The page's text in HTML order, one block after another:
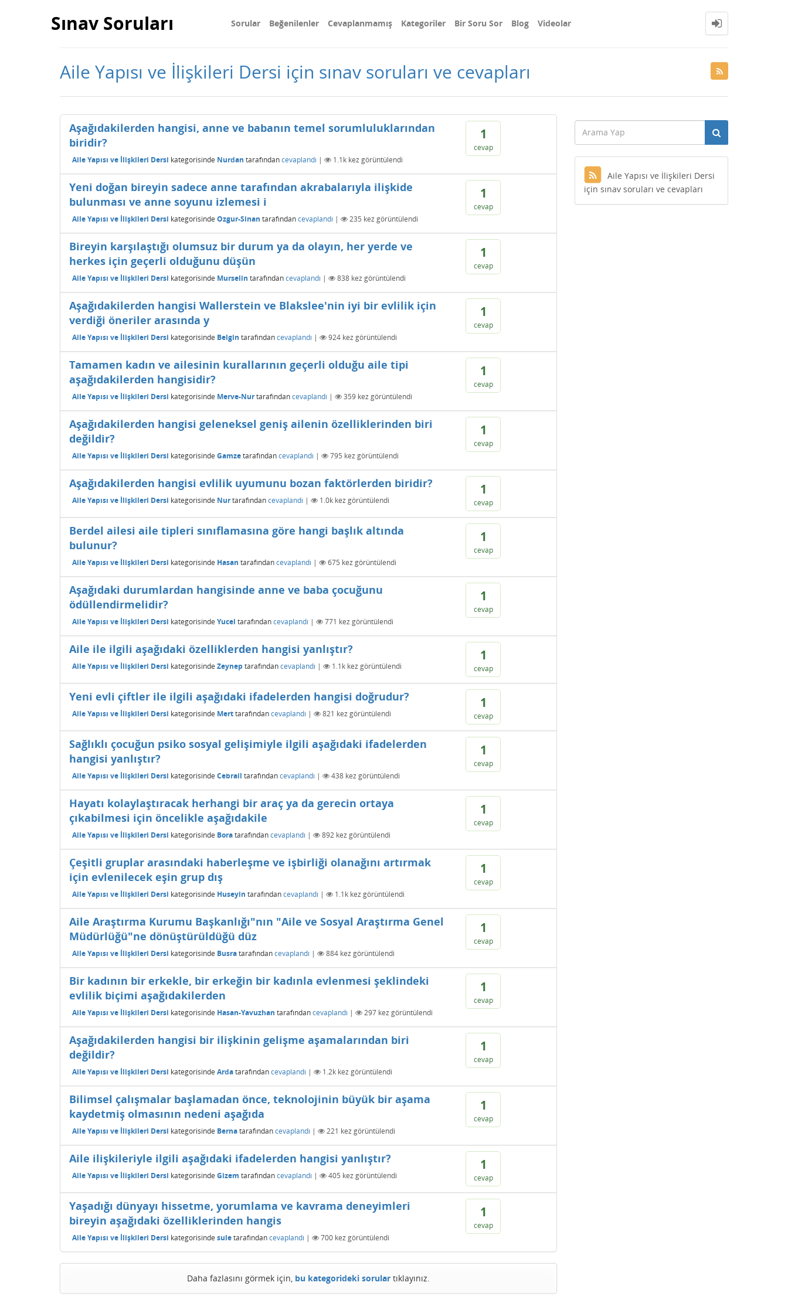
Sınav Soruları Sorular Beğenilenler Cevaplanmamış Kategoriler Bir Soru Sor Blog Videolar
Aile Yapısı ve İlişkileri Dersi için sınav soruları ve cevapları
1
cevap
Aşağıdakilerden hangisi, anne ve babanın temel sorumluluklarından
biridir?
Aile Yapısı ve İlişkileri Dersi kategorisinde Nurdan tarafındancevaplandı | 1.1k kez görüntülendi
1
cevap
Yeni doğan bireyin sadece anne tarafından akrabalarıyla ilişkide
bulunması ve anne soyunu izlemesi i
Aile Yapısı ve İlişkileri Dersi kategorisinde Ozgur-Sinan tarafındancevaplandı | 235 kez görüntülendi
1
cevap
Bireyin karşılaştığı olumsuz bir durum ya da olayın, her yerde ve
herkes için geçerli olduğunu düşün
Aile Yapısı ve İlişkileri Dersi kategorisinde Murselin tarafındancevaplandı | 838 kez görüntülendi
1
cevap
Aşağıdakilerden hangisi Wallerstein ve Blakslee'nin iyi bir evlilik için
verdiği öneriler arasında y
Aile Yapısı ve İlişkileri Dersi kategorisinde Belgin tarafındancevaplandı | 924 kez görüntülendi
1
cevap
Tamamen kadın ve ailesinin kurallarının geçerli olduğu aile tipi
aşağıdakilerden hangisidir?
Aile Yapısı ve İlişkileri Dersi kategorisinde Merve-Nurtarafındancevaplandı | 359 kez görüntülendi
1
cevap
Aşağıdakilerden hangisi geleneksel geniş ailenin özelliklerinden biri
değildir?
Aile Yapısı ve İlişkileri Dersi kategorisinde Gamzetarafındancevaplandı | 795 kez görüntülendi
1
cevap
Aşağıdakilerden hangisi evlilik uyumunu bozan faktörlerden biridir?
Aile Yapısı ve İlişkileri Dersi kategorisinde Nurtarafındancevaplandı | 1.0k kez görüntülendi
1
cevap
Berdel ailesi aile tipleri sınıflamasına göre hangi başlık altında
bulunur?
Aile Yapısı ve İlişkileri Dersi kategorisinde Hasan tarafındancevaplandı | 675 kez görüntülendi
1
cevap
Aşağıdaki durumlardan hangisinde anne ve baba çocuğunu
ödüllendirmelidir?
Aile Yapısı ve İlişkileri Dersi kategorisinde Yucel tarafındancevaplandı | 771 kez görüntülendi
1
cevap
Aile ile ilgili aşağıdaki özelliklerden hangisi yanlıştır?
Aile Yapısı ve İlişkileri Dersi kategorisinde Zeynep tarafındancevaplandı | 1.1k kez görüntülendi
1
cevap
Yeni evli çiftler ile ilgili aşağıdaki ifadelerden hangisi doğrudur?
Aile Yapısı ve İlişkileri Dersi kategorisinde Merttarafındancevaplandı | 821 kez görüntülendi
1
cevap
Sağlıklı çocuğun psiko sosyal gelişimiyle ilgili aşağıdaki ifadelerden
hangisi yanlıştır?
Aile Yapısı ve İlişkileri Dersi kategorisinde Cebrail tarafındancevaplandı | 438 kez görüntülendi
1
cevap
Hayatı kolaylaştıracak herhangi bir araç ya da gerecin ortaya
çıkabilmesi için öncelikle aşağıdakile
Aile Yapısı ve İlişkileri Dersi kategorisinde Boratarafındancevaplandı | 892 kez görüntülendi
1
cevap
Çeşitli gruplar arasındaki haberleşme ve işbirliği olanağını artırmak
için evlenilecek eşin grup dış
Aile Yapısı ve İlişkileri Dersi kategorisinde Huseyin tarafındancevaplandı | 1.1k kez görüntülendi
1
cevap
Aile Araştırma Kurumu Başkanlığı"nın "Aile ve Sosyal Araştırma Genel
Müdürlüğü"ne dönüştürüldüğü düz
Aile Yapısı ve İlişkileri Dersi kategorisinde Busratarafındancevaplandı | 884 kez görüntülendi
1
cevap
Bir kadının bir erkekle, bir erkeğin bir kadınla evlenmesi şeklindeki
evlilik biçimi aşağıdakilerden
Aile Yapısı ve İlişkileri Dersi kategorisinde Hasan-Yavuzhan tarafındancevaplandı | 297 kez görüntülendi
1
cevap
Aşağıdakilerden hangisi bir ilişkinin gelişme aşamalarından biri
değildir?
Aile Yapısı ve İlişkileri Dersi kategorisinde Ardatarafındancevaplandı | 1.2k kez görüntülendi
1
cevap
Bilimsel çalışmalar başlamadan önce, teknolojinin büyük bir aşama
kaydetmiş olmasının nedeni aşağıda
Aile Yapısı ve İlişkileri Dersi kategorisinde Bernatarafındancevaplandı | 221 kez görüntülendi
1
cevap
Aile ilişkileriyle ilgili aşağıdaki ifadelerden hangisi yanlıştır?
Aile Yapısı ve İlişkileri Dersi kategorisinde Gizem tarafındancevaplandı | 405 kez görüntülendi
1
cevap
Yaşadığı dünyayı hissetme, yorumlama ve kavrama deneyimleri
bireyin aşağıdaki özelliklerinden hangis
Aile Yapısı ve İlişkileri Dersi kategorisinde suletarafındancevaplandı | 700 kez görüntülendi
Daha fazlasını görmek için, bu kategorideki sorulartıklayınız.
Aile Yapısı ve İlişkileri Dersi
için sınav soruları ve cevapları